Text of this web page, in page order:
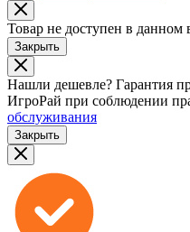
Товар не доступен в данном
Закрыть
Нашли дешевле? Гарантия
ИгроРай при соблюдении
обслуживания
Закрыть